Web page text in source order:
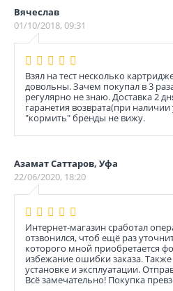
Вячеслав
01/10/2018, 09:31
Взял на тест несколько
довольны. Зачем покупал в 3
регулярно не знаю. Доставка 2
гаранетия возврата(при
"кормить" бренды не вижу.
Азамат Саттаров, Уфа
22/06/2020, 18:20
Интернет-магазин сработал
отзвонился, чтоб ещё раз
которого мной приобретается
избежание ошибки заказа.
установке и эксплуатации.
Всё замечательно! Покупка